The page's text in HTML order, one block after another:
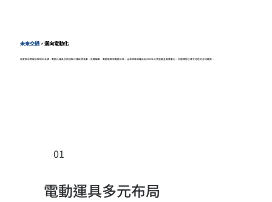
未來交通 ，邁向電動化
為實現淨零碳排與城市永續，電動化運具正快速取代傳統燃油車。從電輔車、電動機車到電動公車，台灣政策明確設定2030年公共運輸全面電動化，交通轉型已成不可逆的全球趨勢。
01
電動運具多元布局